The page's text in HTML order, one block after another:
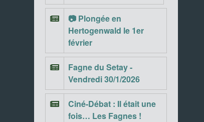
📷 Plongée en
Hertogenwald le 1er
février
Fagne du Setay -
Vendredi 30/1/2026
Ciné-Débat : Il était une
fois… Les Fagnes !